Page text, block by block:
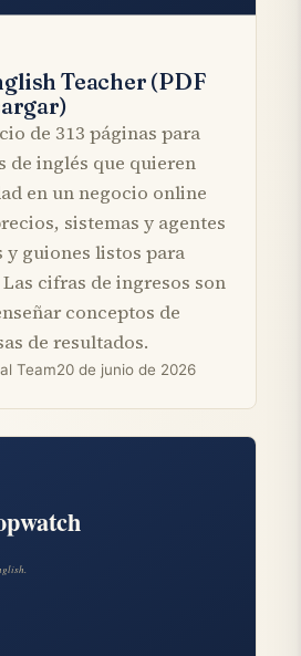
Teacher (PDF
de 313 páginas para
de inglés que quieren
en un negocio online
sistemas y agentes
guiones listos para
Las cifras de ingresos son
conceptos de
de resultados.
Team20 de junio de 2026